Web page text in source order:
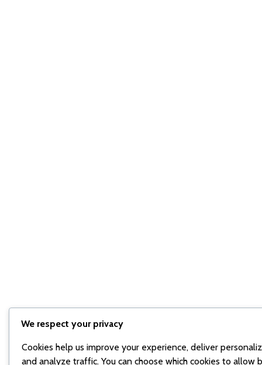
We respect your privacy
Cookies help us improve your experience, deliver
and analyze traffic. You can choose which cookies to allow